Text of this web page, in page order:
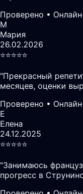
Проверено •
М
Мария
26.02.2026
⭐️⭐️⭐️⭐️⭐️
"Прекрасный
месяцев, оценки
Проверено •
Е
Елена
24.12.2025
⭐️⭐️⭐️⭐️⭐️
"Занимаюсь
прогресс в